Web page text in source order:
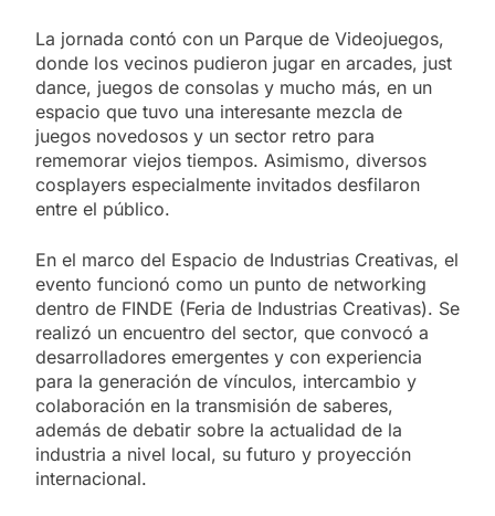
La jornada contó con un Parque de Videojuegos,
donde los vecinos pudieron jugar en arcades, just
dance, juegos de consolas y mucho más, en un
espacio que tuvo una interesante mezcla de
juegos novedosos y un sector retro para
rememorar viejos tiempos. Asimismo, diversos
cosplayers especialmente invitados desfilaron
entre el público.
En el marco del Espacio de Industrias Creativas, el
evento funcionó como un punto de networking
dentro de FINDE (Feria de Industrias Creativas). Se
realizó un encuentro del sector, que convocó a
desarrolladores emergentes y con experiencia
para la generación de vínculos, intercambio y
colaboración en la transmisión de saberes,
además de debatir sobre la actualidad de la
industria a nivel local, su futuro y proyección
internacional.